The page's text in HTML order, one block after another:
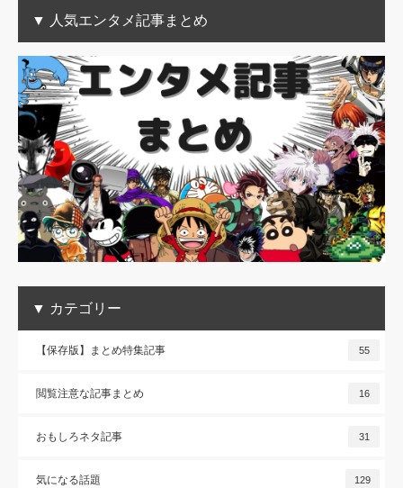
▼ 人気エンタメ記事まとめ
▼ カテゴリー
【保存版】まとめ特集記事 55
閲覧注意な記事まとめ 16
おもしろネタ記事 31
気になる話題 129